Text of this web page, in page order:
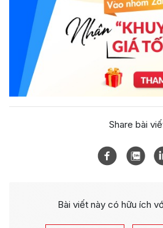
Share bài
Bài viết này có hữu ích